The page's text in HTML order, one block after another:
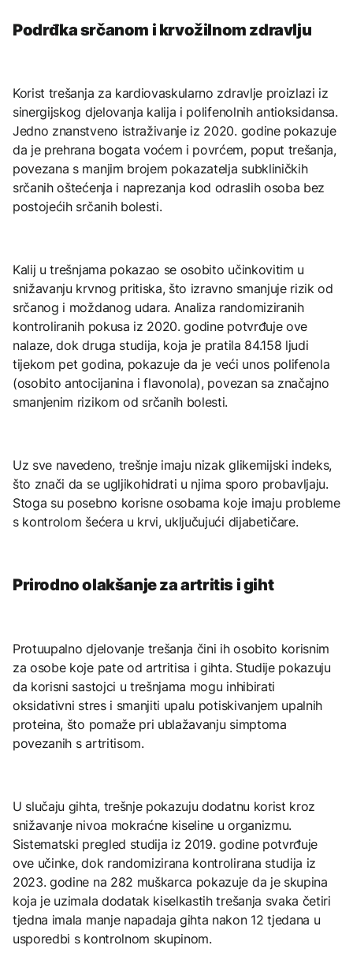
Podrđka srčanom i krvožilnom zdravlju
Korist trešanja za kardiovaskularno zdravlje proizlazi iz
sinergijskog djelovanja kalija i polifenolnih antioksidansa.
Jedno znanstveno istraživanje iz 2020. godine pokazuje
da je prehrana bogata voćem i povrćem, poput trešanja,
povezana s manjim brojem pokazatelja subkliničkih
srčanih oštećenja i naprezanja kod odraslih osoba bez
postojećih srčanih bolesti.
Kalij u trešnjama pokazao se osobito učinkovitim u
snižavanju krvnog pritiska, što izravno smanjuje rizik od
srčanog i moždanog udara. Analiza randomiziranih
kontroliranih pokusa iz 2020. godine potvrđuje ove
nalaze, dok druga studija, koja je pratila 84.158 ljudi
tijekom pet godina, pokazuje da je veći unos polifenola
(osobito antocijanina i flavonola), povezan sa značajno
smanjenim rizikom od srčanih bolesti.
Uz sve navedeno, trešnje imaju nizak glikemijski indeks,
što znači da se ugljikohidrati u njima sporo probavljaju.
Stoga su posebno korisne osobama koje imaju probleme
s kontrolom šećera u krvi, uključujući dijabetičare.
Prirodno olakšanje za artritis i giht
Protuupalno djelovanje trešanja čini ih osobito korisnim
za osobe koje pate od artritisa i gihta. Studije pokazuju
da korisni sastojci u trešnjama mogu inhibirati
oksidativni stres i smanjiti upalu potiskivanjem upalnih
proteina, što pomaže pri ublažavanju simptoma
povezanih s artritisom.
U slučaju gihta, trešnje pokazuju dodatnu korist kroz
snižavanje nivoa mokraćne kiseline u organizmu.
Sistematski pregled studija iz 2019. godine potvrđuje
ove učinke, dok randomizirana kontrolirana studija iz
2023. godine na 282 muškarca pokazuje da je skupina
koja je uzimala dodatak kiselkastih trešanja svaka četiri
tjedna imala manje napadaja gihta nakon 12 tjedana u
usporedbi s kontrolnom skupinom.